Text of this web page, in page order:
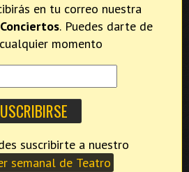
en tu correo nuestra
Conciertos. Puedes darte de
momento
semanal de Teatro